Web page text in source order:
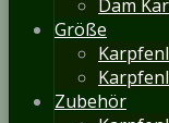
Dam
Größe
Zubehör